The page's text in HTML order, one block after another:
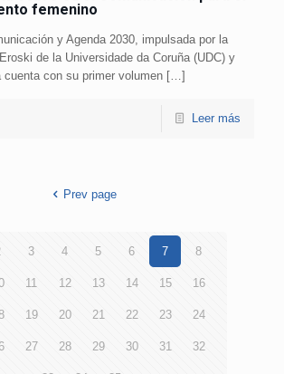
femenino
y Agenda 2030, impulsada por la
de la Universidade da Coruña (UDC) y
cuenta con su primer volumen […]
Leer más
Prev page
3 4 5 6 7 8
11 12 13 14 15 16
19 20 21 22 23 24
27 28 29 30 31 32